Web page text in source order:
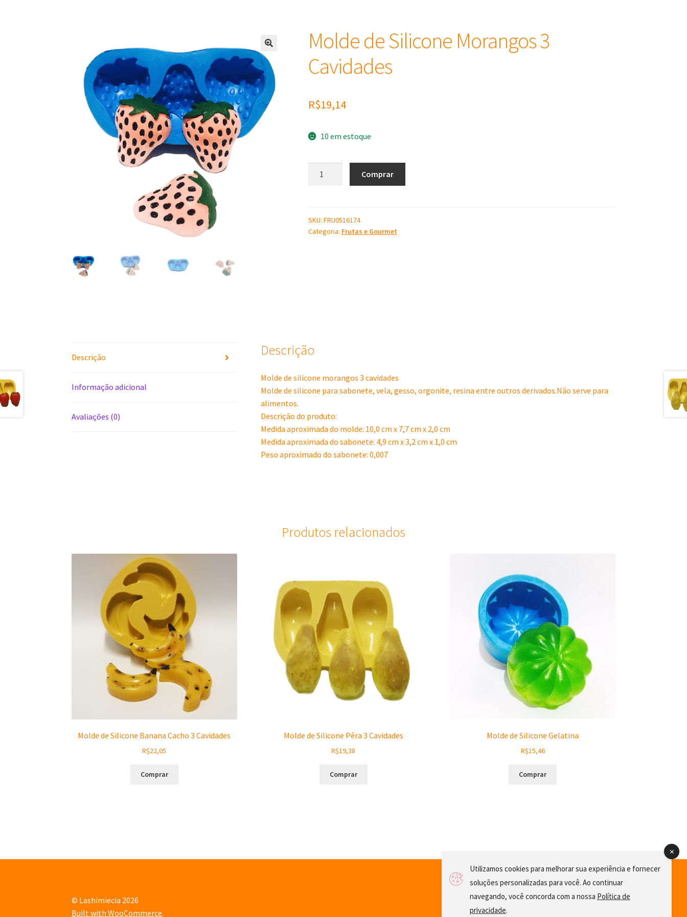
Molde de Silicone Morangos 3
Cavidades
R$19,14
10 em estoque
3
Cavidades
Comprar
SKU: FRU0516174
Categoria: Frutas e Gourmet
Descrição
Informação adicional
Avaliações (0)
Descrição
Molde de silicone morangos 3 cavidades
Molde de silicone para sabonete, vela, gesso, orgonite, resina entre outros derivados.Não serve para
alimentos.
Descrição do produto:
Medida aproximada do molde: 10,0 cm x 7,7 cm x 2,0 cm
Medida aproximada do sabonete: 4,9 cm x 3,2 cm x 1,0 cm
Peso aproximado do sabonete: 0,007
Produtos relacionados
Molde de Silicone Banana Cacho 3 Cavidades
R$22,05
Comprar
Molde de Silicone Pêra 3 Cavidades
R$19,38
Comprar
Molde de Silicone Gelatina
R$15,46
Comprar
© Lashimiecia 2026
Built with WooCommerce.
Utilizamos cookies para melhorar sua experiência e fornecer
soluções personalizadas para você. Ao continuar
navegando, você concorda com a nossa Política de
privacidade.